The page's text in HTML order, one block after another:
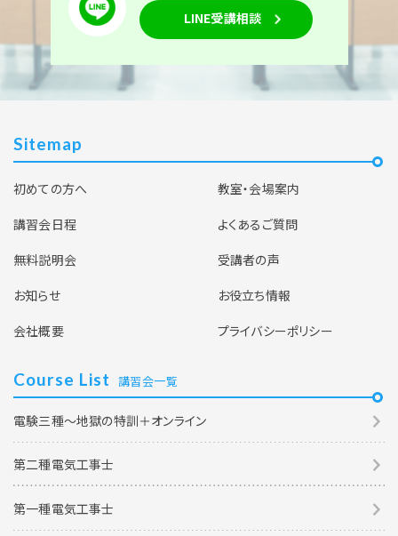
東京校 オンライン講座 学科コース（2日間）
2026年10月3日（土）
東京校【下期】第二種電気工事士学科試験（CBT・筆
記）対策 10月3日・4日開催（YouTubeライブ配信
同時開催）
LINE受講相談
Sitemap
初めての方へ
教室・会場案内
講習会日程
よくあるご質問
無料説明会
受講者の声
お知らせ
お役立ち情報
会社概要
プライバシーポリシー
Course List 講習会一覧
電験三種～地獄の特訓＋オンライン
第二種電気工事士
第一種電気工事士